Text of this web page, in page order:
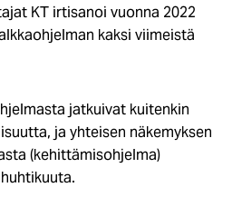
KT irtisanoi vuonna 2022
kaksi viimeistä
jatkuivat kuitenkin
ja yhteisen näkemyksen
(kehittämisohjelma)